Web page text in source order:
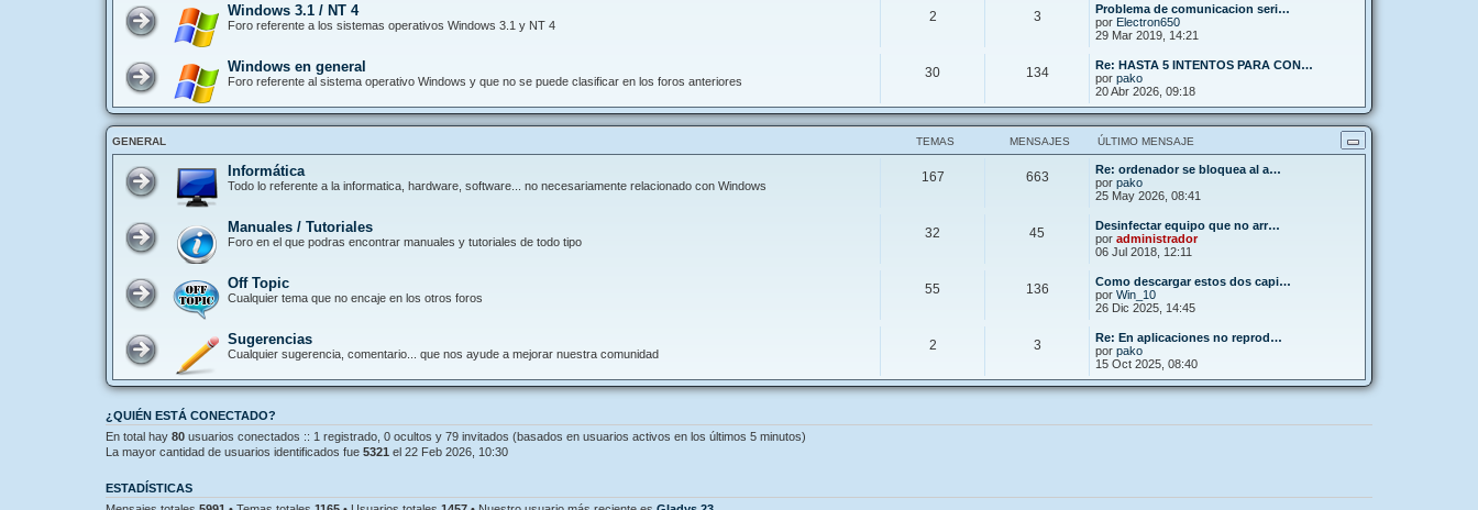
Windows 3.1 / NT 4
Foro referente a los sistemas operativos Windows 3.1 y NT 4
2 3
Problema de comunicacion seri…
por Electron650
29 Mar 2019, 14:21
Windows en general
Foro referente al sistema operativo Windows y que no se puede clasificar en los foros anteriores
30 134
Re: HASTA 5 INTENTOS PARA CON…
por pako
20 Abr 2026, 09:18
GENERAL TEMAS MENSAJES ÚLTIMO MENSAJE
Informática
Todo lo referente a la informatica, hardware, software... no necesariamente relacionado con Windows
167 663
Re: ordenador se bloquea al a…
por pako
25 May 2026, 08:41
Manuales / Tutoriales
Foro en el que podras encontrar manuales y tutoriales de todo tipo
32 45
Desinfectar equipo que no arr…
por administrador
06 Jul 2018, 12:11
Off Topic
Cualquier tema que no encaje en los otros foros
55 136
Como descargar estos dos capi…
por Win_10
26 Dic 2025, 14:45
Sugerencias
Cualquier sugerencia, comentario... que nos ayude a mejorar nuestra comunidad
2 3
Re: En aplicaciones no reprod…
por pako
15 Oct 2025, 08:40
¿QUIÉN ESTÁ CONECTADO?
En total hay 80 usuarios conectados :: 1 registrado, 0 ocultos y 79 invitados (basados en usuarios activos en los últimos 5 minutos)
La mayor cantidad de usuarios identificados fue 5321 el 22 Feb 2026, 10:30
ESTADÍSTICAS